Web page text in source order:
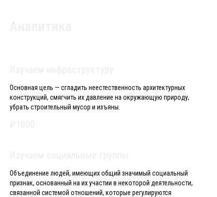
Основная цель — сгладить неестественность архитектурных
конструкций, смягчить их давление на окружающую природу,
убрать строительный мусор и изъяны.
Объединение людей, имеющих общий значимый социальный
признак, основанный на их участии в некоторой деятельности,
связанной системой отношений, которые регулируются